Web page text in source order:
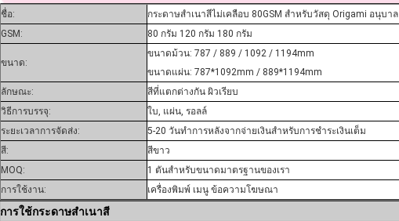
ชื่อ:
กระดาษสําเนาสีไม่เคลือบ 80GSM สําหรับวัสดุ Origami อนุบาล
GSM:
80 กรัม 120 กรัม 180 กรัม
ขนาด:
ขนาดม้วน: 787 / 889 / 1092 / 1194mm
ขนาดแผ่น: 787*1092mm / 889*1194mm
ลักษณะ:
สีที่แตกต่างกัน ผิวเรียบ
วิธีการบรรจุ:
ใบ, แผ่น, รอลล์
ระยะเวลาการจัดส่ง:
5-20 วันทําการหลังจากจ่ายเงินสําหรับการชําระเงินเต็ม
สี:
สีขาว
MOQ:
1 ตันสําหรับขนาดมาตรฐานของเรา
การใช้งาน:
เครื่องพิมพ์ เมนู ข้อความโฆษณา
การใช้กระดาษสําเนาสี